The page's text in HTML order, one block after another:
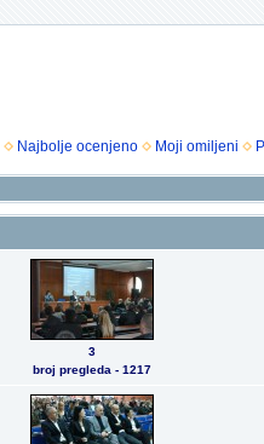
Najbolje ocenjeno Moji omiljeni
3
broj pregleda - 1217